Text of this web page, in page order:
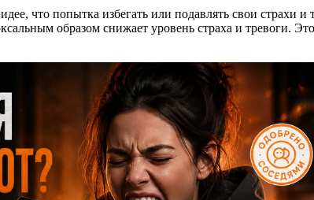
что попытка избегать или подавлять свои страхи
образом снижает уровень страха и тревоги.